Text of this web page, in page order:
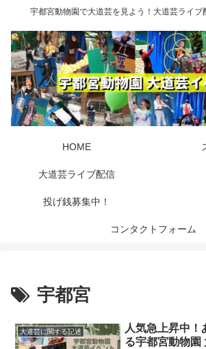
宇都宮動物園で大道芸を見よう！大道芸ライブ
HOME
大道芸ライブ配信
投げ銭募集中！
コンタクトフォーム
宇都宮
大道芸に関する記述
人気急上昇中！
る宇都宮動物園